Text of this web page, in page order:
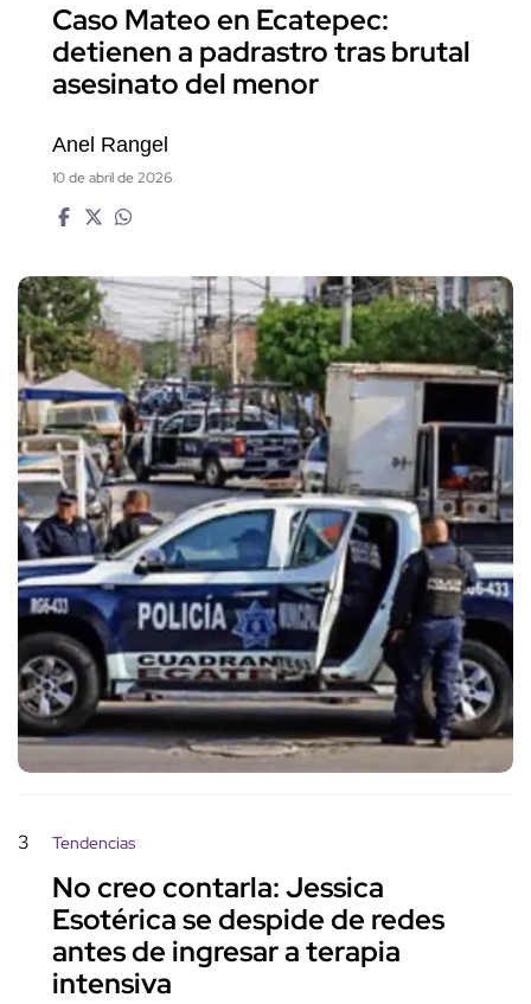
Caso Mateo en Ecatepec:
detienen a padrastro tras brutal
asesinato del menor
Anel Rangel
10 de abril de 2026
3 Tendencias
No creo contarla: Jessica
Esotérica se despide de redes
antes de ingresar a terapia
intensiva